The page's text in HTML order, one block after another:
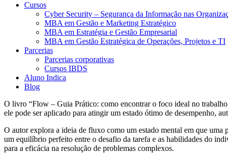
Cursos
Cyber Security – Segurança da Informação nas
MBA em Gestão e Marketing Estratégico
MBA em Estratégia e Gestão Empresarial
MBA em Gestão Estratégica de Operações, Projetos e TI
Parcerias
Parcerias corporativas
Cursos IBDS
Aluno Indica
Blog
O livro “Flow – Guia Prático: como encontrar o foco ideal no
ele pode ser aplicado para atingir um estado ótimo de desempenho,
O autor explora a ideia de fluxo como um estado mental em que uma
um equilíbrio perfeito entre o desafio da tarefa e as habilidades do
para a eficácia na resolução de problemas complexos.